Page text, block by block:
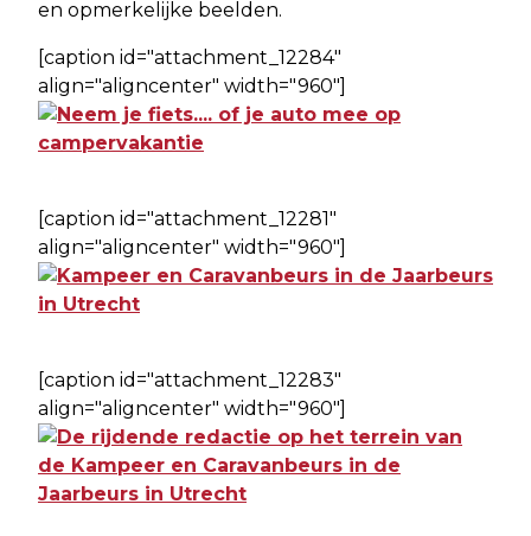
en opmerkelijke beelden.
[caption id="attachment_12284"
align="aligncenter" width="960"]
[caption id="attachment_12281"
align="aligncenter" width="960"]
[caption id="attachment_12283"
align="aligncenter" width="960"]